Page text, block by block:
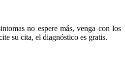
no espere más, venga con los
su cita, el diagnóstico es gratis.